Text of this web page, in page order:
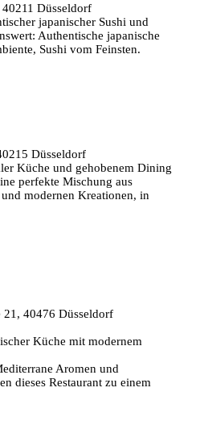
Düsseldorf
japanischer Sushi und
Authentische japanische
Sushi vom Feinsten.
Düsseldorf
Küche und gehobenem Dining
perfekte Mischung aus
modernen Kreationen, in
21, 40476 Düsseldorf
Küche mit modernem
Aromen und
dieses Restaurant zu einem